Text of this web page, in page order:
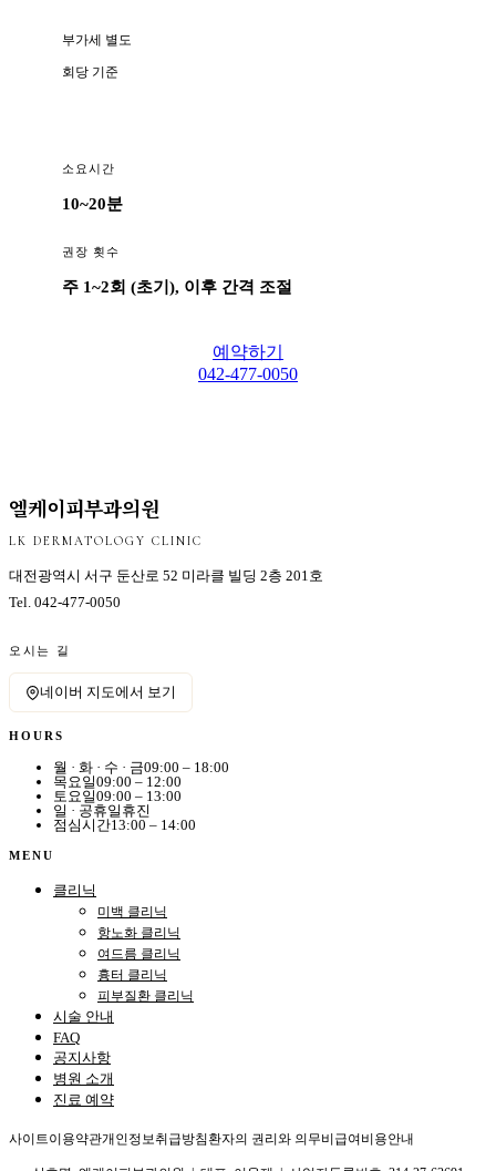
부가세 별도
회당 기준
소요시간
10~20분
권장 횟수
주 1~2회 (초기), 이후 간격 조절
예약하기
042-477-0050
엘케이피부과의원
LK DERMATOLOGY CLINIC
대전광역시 서구 둔산로 52 미라클 빌딩 2층 201호
Tel. 042-477-0050
오시는 길
네이버 지도에서 보기
HOURS
월 · 화 · 수 · 금09:00 – 18:00
목요일09:00 – 12:00
토요일09:00 – 13:00
일 · 공휴일 휴진
점심시간13:00 – 14:00
MENU
클리닉
미백 클리닉
항노화 클리닉
여드름 클리닉
흉터 클리닉
피부질환 클리닉
시술 안내
FAQ
공지사항
병원 소개
진료 예약
사이트이용약관개인정보취급방침환자의 권리와 의무비급여비용안내